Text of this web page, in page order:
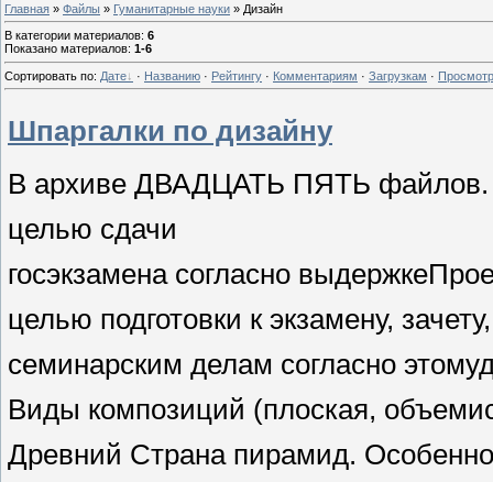
Главная » Файлы » Гуманитарные науки » Дизайн
В категории материалов: 6
Показано материалов: 1-6
Сортировать по: Дате · Названию · Рейтингу · Комментариям · Загрузкам ·
Шпаргалки по дизайну
В архиве ДВАДЦАТЬ ПЯТЬ
целью сдачи
госэкзамена согласно выдержке
целью подготовки к экзамену,
семинарским делам согласно этому
Виды композиций (плоская,
Древний Страна пирамид.